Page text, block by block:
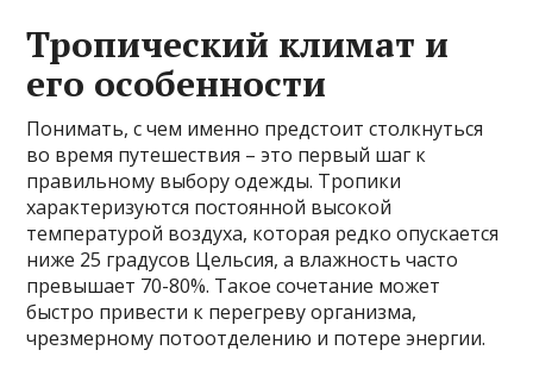
Тропический климат и
его особенности
Понимать, с чем именно предстоит столкнуться
во время путешествия – это первый шаг к
правильному выбору одежды. Тропики
характеризуются постоянной высокой
температурой воздуха, которая редко опускается
ниже 25 градусов Цельсия, а влажность часто
превышает 70-80%. Такое сочетание может
быстро привести к перегреву организма,
чрезмерному потоотделению и потере энергии.